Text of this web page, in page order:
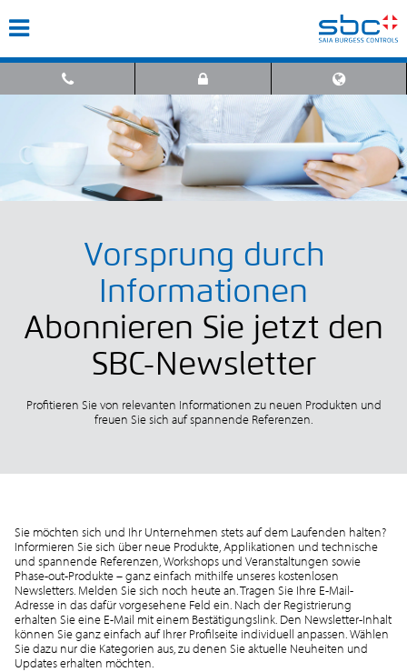
Vorsprung durch
Informationen
Abonnieren Sie jetzt den
SBC-Newsletter
Profitieren Sie von relevanten Informationen zu neuen Produkten und
freuen Sie sich auf spannende Referenzen.
Sie möchten sich und Ihr Unternehmen stets auf dem Laufenden halten?
Informieren Sie sich über neue Produkte, Applikationen und technische
und spannende Referenzen, Workshops und Veranstaltungen sowie
Phase-out-Produkte – ganz einfach mithilfe unseres kostenlosen
Newsletters. Melden Sie sich noch heute an. Tragen Sie Ihre E-Mail-
Adresse in das dafür vorgesehene Feld ein. Nach der Registrierung
erhalten Sie eine E-Mail mit einem Bestätigungslink. Den Newsletter-Inhalt
können Sie ganz einfach auf Ihrer Profilseite individuell anpassen. Wählen
Sie dazu nur die Kategorien aus, zu denen Sie aktuelle Neuheiten und
Updates erhalten möchten.